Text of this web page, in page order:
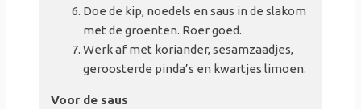
Doe de kip, noedels en saus in de slakom
met de groenten. Roer goed.
Werk af met koriander, sesamzaadjes,
geroosterde pinda’s en kwartjes limoen.
Voor de saus